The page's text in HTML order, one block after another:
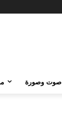
صوت وصورة